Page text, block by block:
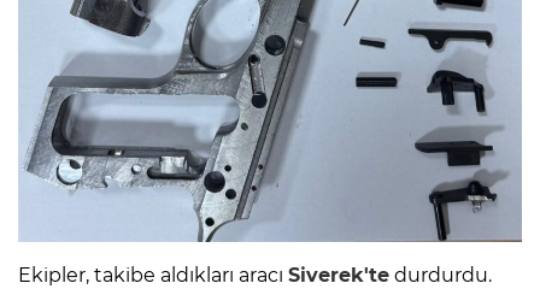
Ekipler, takibe aldıkları aracı Siverek'te durdurdu.